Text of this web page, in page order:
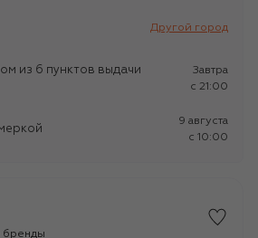
Другой город
из 6 пунктов выдачи
Завтра
c 21:00
9 августа
c 10:00
бренды